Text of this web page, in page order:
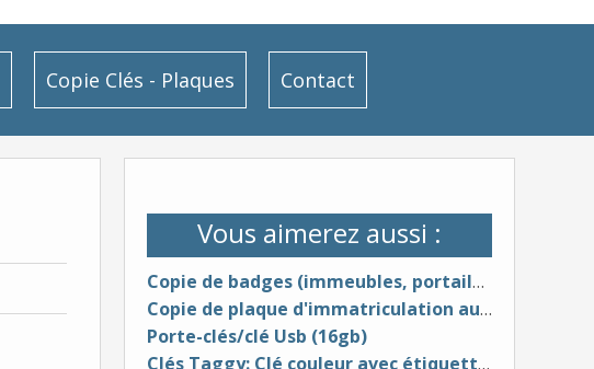
Copie Clés - Plaques Contact
Vous aimerez aussi :
Copie de badges (immeubles, portails, garages, bureaux, ) - RFID
Copie de plaque d'immatriculation auto pour l'avant
Porte-clés/clé Usb (16gb)
Clés Taggy: Clé couleur avec étiquette intégrée personnalisable